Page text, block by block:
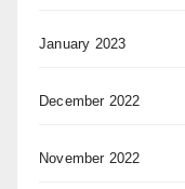
January 2023
December 2022
November 2022